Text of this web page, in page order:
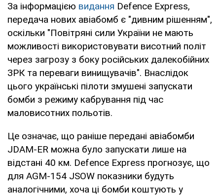
За інформацією видання Defence Express,
передача нових авіабомб є "дивним рішенням",
оскільки "Повітряні сили України не мають
можливості використовувати висотний політ
через загрозу з боку російських далекобійних
ЗРК та переваги винищувачів". Внаслідок
цього українські пілоти змушені запускати
бомби з режиму кабрування під час
маловисотних польотів.
Це означає, що раніше передані авіабомби
JDAM-ER можна було запускати лише на
відстані 40 км. Defence Express прогнозує, що
для AGM-154 JSOW показники будуть
аналогічними, хоча ці бомби коштують у